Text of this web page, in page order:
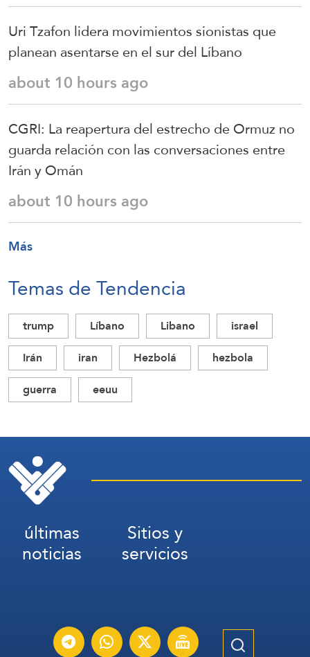
Uri Tzafon lidera movimientos sionistas que
planean asentarse en el sur del Líbano
about 10 hours ago
CGRI: La reapertura del estrecho de Ormuz no
guarda relación con las conversaciones entre
Irán y Omán
about 10 hours ago
Más
Temas de Tendencia
trump Líbano Libano
israel
Irán
iran Hezbolá
hezbola
guerra
eeuu
últimas
noticias
Sitios y
servicios